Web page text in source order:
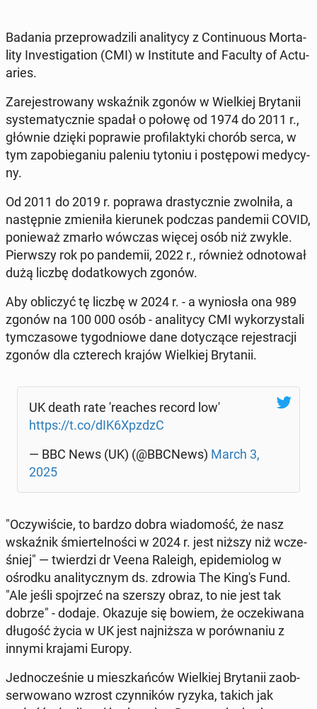
Badania prze­pro­wa­dzi­li ana­li­ty­cy z Con­ti­nu­ous Mor­ta­
li­ty In­ve­sti­ga­tion (CMI) w In­sti­tu­te and Faculty of Ac­tu­
aries.
Za­re­je­stro­wa­ny wskaź­nik zgonów w Wiel­kiej Bry­ta­nii
sys­te­ma­tycz­nie spadał o połowę od 1974 do 2011 r.,
głównie dzięki po­pra­wie pro­fi­lak­ty­ki chorób serca, w
tym za­po­bie­ga­niu paleniu tytoniu i po­stę­po­wi me­dy­cy­
ny.
Od 2011 do 2019 r. poprawa dra­stycz­nie zwol­ni­ła, a
na­stęp­nie zmie­ni­ła kie­ru­nek podczas pan­de­mii COVID,
po­nie­waż zmarło wówczas więcej osób niż zwykle.
Pierw­szy rok po pan­de­mii, 2022 r., również od­no­to­wał
dużą liczbę do­dat­ko­wych zgonów.
Aby ob­li­czyć tę liczbę w 2024 r. - a wy­nio­sła ona 989
zgonów na 100 000 osób - ana­li­ty­cy CMI wy­ko­rzy­sta­li
tym­cza­so­we ty­go­dnio­we dane do­ty­czą­ce re­je­stra­cji
zgonów dla czte­rech krajów Wiel­kiej Bry­ta­nii.
UK death rate 're­aches record low'
https://t.co/dIK6XpzdzC
— BBC News (UK) (@BBCNews) March 3,
2025
"Oczy­wi­ście, to bardzo dobra wia­do­mość, że nasz
wskaź­nik śmier­tel­no­ści w 2024 r. jest niższy niż wcze­
śniej" — twier­dzi dr Veena Raleigh, epi­de­mio­log w
ośrodku ana­li­tycz­nym ds. zdrowia The King's Fund.
"Ale jeśli spoj­rzeć na szerszy obraz, to nie jest tak
dobrze" - dodaje. Okazuje się bowiem, że ocze­ki­wa­na
długość życia w UK jest naj­niż­sza w po­rów­na­niu z
innymi krajami Europy.
Jed­no­cze­śnie u miesz­kań­ców Wiel­kiej Bry­ta­nii za­ob­
ser­wo­wa­no wzrost czyn­ni­ków ryzyka, takich jak